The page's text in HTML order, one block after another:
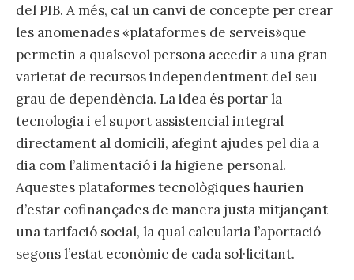
del PIB. A més, cal un canvi de concepte per crear
les anomenades «plataformes de serveis»que
permetin a qualsevol persona accedir a una gran
varietat de recursos independentment del seu
grau de dependència. La idea és portar la
tecnologia i el suport assistencial integral
directament al domicili, afegint ajudes pel dia a
dia com l’alimentació i la higiene personal.
Aquestes plataformes tecnològiques haurien
d’estar cofinançades de manera justa mitjançant
una tarifació social, la qual calcularia l’aportació
segons l’estat econòmic de cada sol·licitant.